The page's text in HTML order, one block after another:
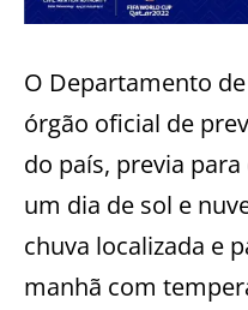
O Departamento
órgão oficial de
do país, previa
um dia de sol e
chuva localizada e
manhã com